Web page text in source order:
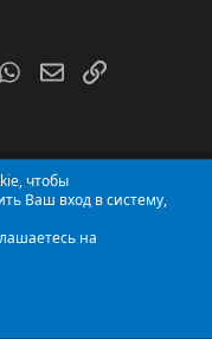
WhatsApp
Электронная
Ссылка
XenForo Ltd.
чтобы
Ваш вход в систему,
на